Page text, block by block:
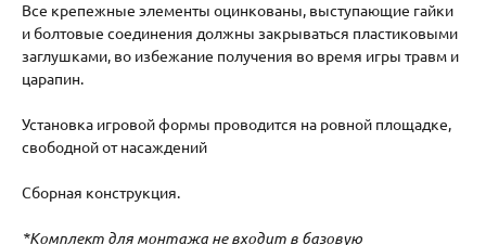
Все крепежные элементы оцинкованы, выступающие гайки
и болтовые соединения должны закрываться пластиковыми
заглушками, во избежание получения во время игры травм и
царапин.
Установка игровой формы проводится на ровной площадке,
свободной от насаждений
Сборная конструкция.
*Комплект для монтажа не входит в базовую